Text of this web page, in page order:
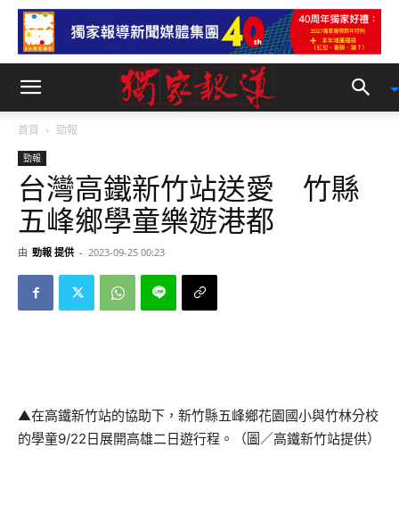
首頁 勁報
勁報
台灣高鐵新竹站送愛 竹縣
五峰鄉學童樂遊港都
由 勁報 提供 - 2023-09-25 00:23
▲在高鐵新竹站的協助下，新竹縣五峰鄉花園國小與竹林分校
的學童9/22日展開高雄二日遊行程。（圖／高鐵新竹站提供）